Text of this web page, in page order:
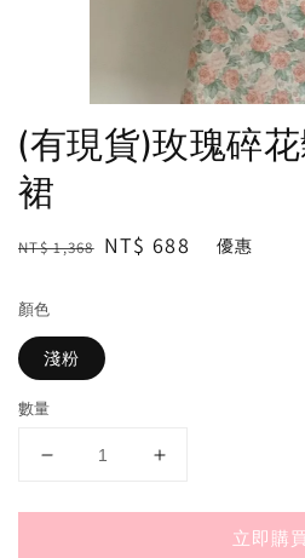
(有現貨)玫瑰碎
裙
Regular
NT$ 1,368 Sale
NT$ 688 優惠
顏色
淺粉
數量
立即購